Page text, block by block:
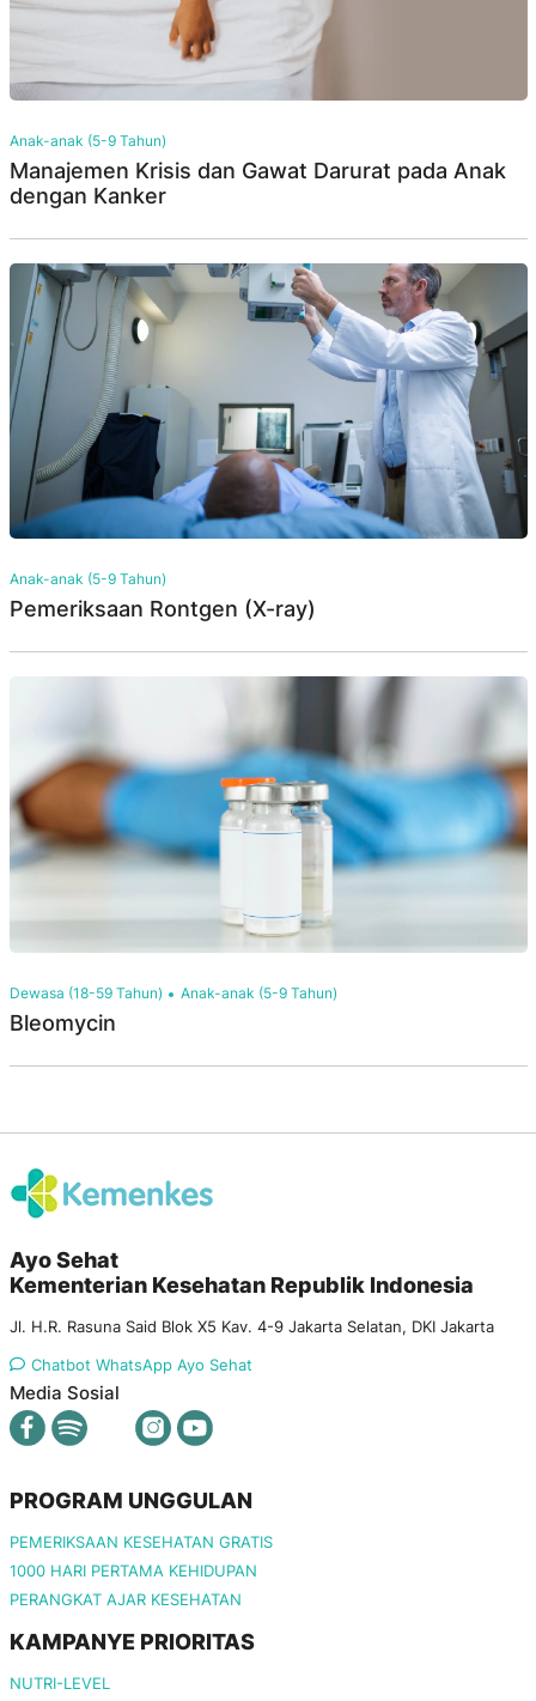
Anak-anak (5-9 Tahun)
Manajemen Krisis dan Gawat Darurat pada Anak
dengan Kanker
Anak-anak (5-9 Tahun)
Pemeriksaan Rontgen (X-ray)
Dewasa (18-59 Tahun) Anak-anak (5-9 Tahun)
Bleomycin
Ayo Sehat
Kementerian Kesehatan Republik Indonesia
Jl. H.R. Rasuna Said Blok X5 Kav. 4-9 Jakarta Selatan, DKI Jakarta
Chatbot WhatsApp Ayo Sehat
Media Sosial
PROGRAM UNGGULAN
PEMERIKSAAN KESEHATAN GRATIS
1000 HARI PERTAMA KEHIDUPAN
PERANGKAT AJAR KESEHATAN
KAMPANYE PRIORITAS
NUTRI-LEVEL